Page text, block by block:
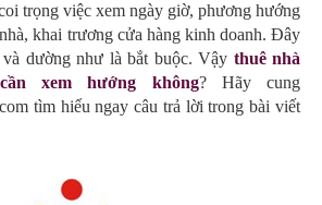
trọng việc xem ngày giờ, phương hướng
khai trương cửa hàng kinh doanh. Đây
dường như là bắt buộc. Vậy thuê nhà
xem hướng không? Hãy cung
tìm hiểu ngay câu trả lời trong bài viết